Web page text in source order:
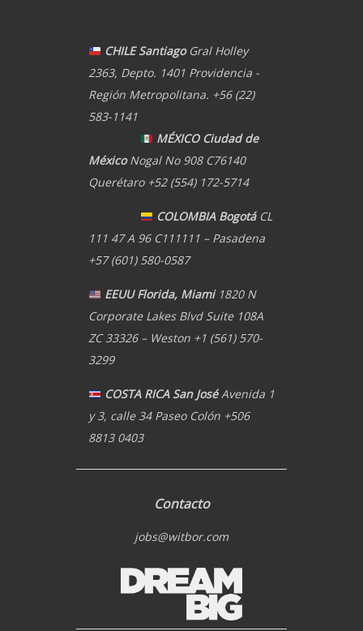
CHILE Santiago Gral Holley
2363, Depto. 1401 Providencia -
Región Metropolitana. +56 (22)
583-1141
MÉXICO Ciudad de
MéxicoNogal No 908 C76140
Querétaro +52 (554) 172-5714
COLOMBIA BogotáCL
111 47 A 96 C111111 – Pasadena
+57 (601) 580-0587
EEUU Florida, Miami1820 N
Corporate Lakes Blvd Suite 108A
ZC 33326 – Weston +1 (561) 570-
3299
COSTA RICA San JoséAvenida 1
y 3, calle 34 Paseo Colón +506
8813 0403
Contacto
jobs@witbor.com